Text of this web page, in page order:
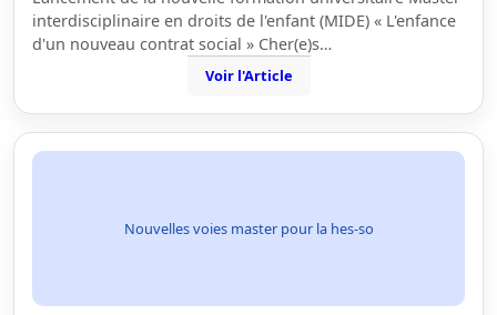
interdisciplinaire en droits de l'enfant (MIDE) « L'enfance
d'un nouveau contrat social » Cher(e)s…
Voir l'Article
Nouvelles voies master pour la hes-so